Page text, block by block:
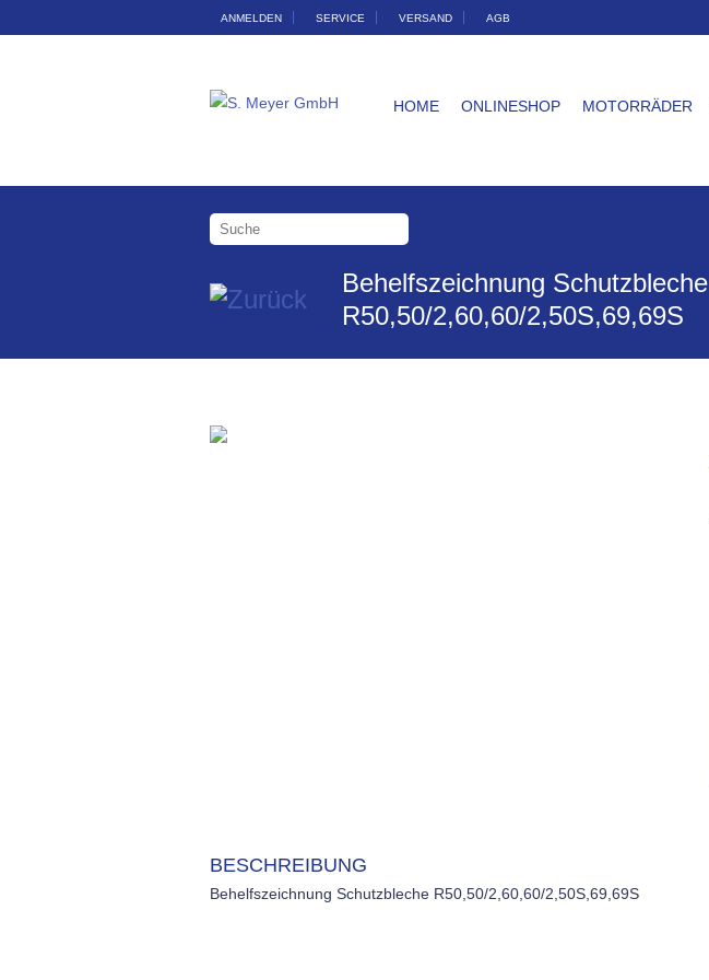
ANMELDEN SERVICE VERSAND AGB
HOME ONLINESHOP MOTORRÄDER
Behelfszeichnung Schutzbleche
R50,50/2,60,60/2,50S,69,69S
BESCHREIBUNG
Behelfszeichnung Schutzbleche R50,50/2,60,60/2,50S,69,69S